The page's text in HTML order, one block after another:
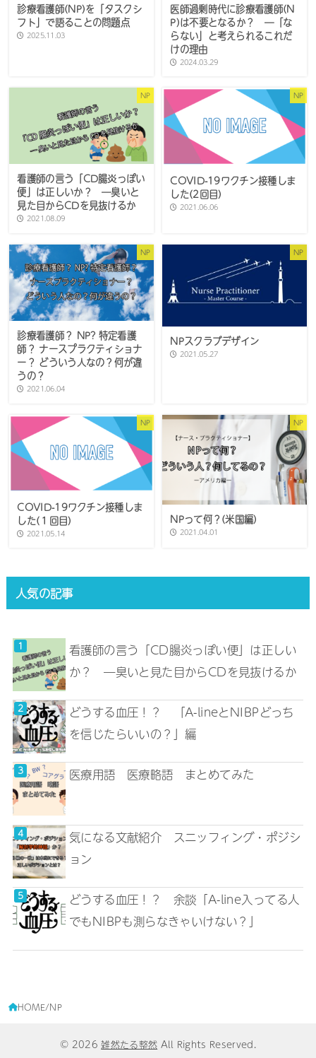
診療看護師(NP)を「タスクシ
フト」で語ることの問題点
2025.11.03
医師過剰時代に診療看護師(N
P)は不要となるか？ ―「な
らない」と考えられるこれだ
けの理由
2024.03.29
NP
看護師の言う「CD腸炎っぽい
便」は正しいか？ ―臭いと
見た目からCDを見抜けるか
2021.08.09
NP
COVID-19ワクチン接種しま
した(2回目)
2021.06.06
NP
診療看護師？ NP? 特定看護
師？ ナースプラクティショナ
ー？ どういう人なの？何が違
うの？
2021.06.04
NP
NPスクラブデザイン
2021.05.27
NP
COVID-19ワクチン接種しま
した(１回目)
2021.05.14
NP
NPって何？(米国編)
2021.04.01
人気の記事
看護師の言う「CD腸炎っぽい便」は正しい
か？ ―臭いと見た目からCDを見抜けるか
どうする血圧！？ 「A-lineとNIBPどっち
を信じたらいいの？」編
医療用語 医療略語 まとめてみた
気になる文献紹介 スニッフィング・ポジシ
ョン
どうする血圧！？ 余談「A-line入ってる人
でもNIBPも測らなきゃいけない？」
HOME NP
© 2026雑然たる整然 All Rights Reserved.